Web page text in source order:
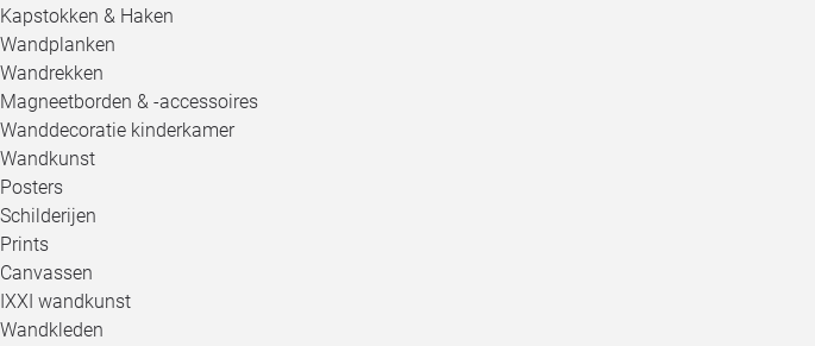
Kapstokken & Haken
Wandplanken
Wandrekken
Magneetborden & -accessoires
Wanddecoratie kinderkamer
Wandkunst
Posters
Schilderijen
Prints
Canvassen
IXXI wandkunst
Wandkleden